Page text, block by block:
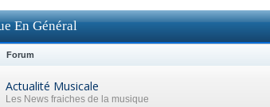
En Général
Forum
Actualité Musicale
Les News fraiches de la musique